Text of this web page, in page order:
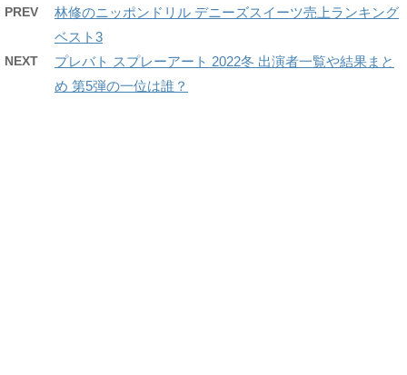
PREV
林修のニッポンドリル デニーズスイーツ売上ランキング
ベスト3
NEXT
プレバト スプレーアート 2022冬 出演者一覧や結果まと
め 第5弾の一位は誰？